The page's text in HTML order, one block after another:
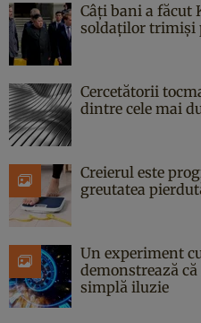
Câți bani a făcut
soldaților trimiși
Cercetătorii
dintre cele mai
Creierul este
greutatea
Un experiment
demonstrează
simplă iluzie